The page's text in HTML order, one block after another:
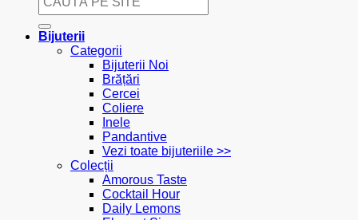
Bijuterii
Categorii
Bijuterii Noi
Brățări
Cercei
Coliere
Inele
Pandantive
Vezi toate bijuteriile >>
Colecții
Amorous Taste
Cocktail Hour
Daily Lemons